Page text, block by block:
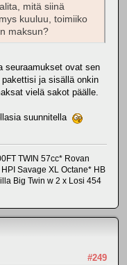
mitä siinä
kuuluu, toimiiko
maksun?
seuraamukset ovat sen
ja sisällä onkin
vielä sakot päälle.
suunnitella
TWIN 57cc* Rovan
Savage XL Octane* HB
Big Twin w 2 x Losi 454
#249